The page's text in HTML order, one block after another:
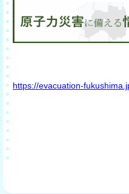
https://evacuation-